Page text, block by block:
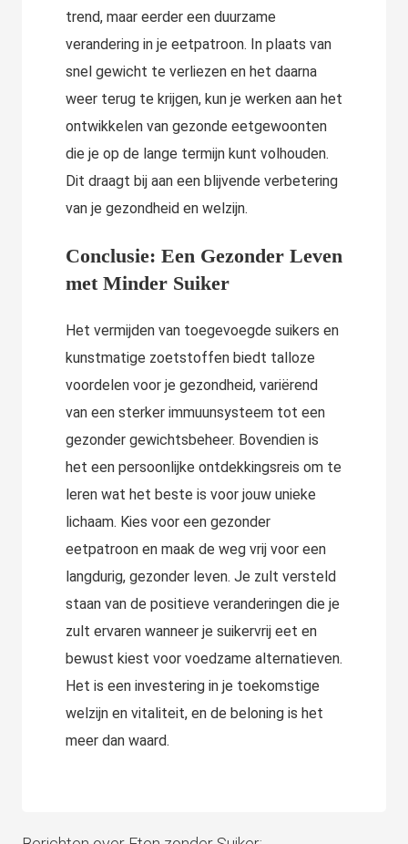
trend, maar eerder een duurzame
verandering in je eetpatroon. In plaats van
snel gewicht te verliezen en het daarna
weer terug te krijgen, kun je werken aan het
ontwikkelen van gezonde eetgewoonten
die je op de lange termijn kunt volhouden.
Dit draagt bij aan een blijvende verbetering
van je gezondheid en welzijn.
Conclusie: Een Gezonder Leven
met Minder Suiker
Het vermijden van toegevoegde suikers en
kunstmatige zoetstoffen biedt talloze
voordelen voor je gezondheid, variërend
van een sterker immuunsysteem tot een
gezonder gewichtsbeheer. Bovendien is
het een persoonlijke ontdekkingsreis om te
leren wat het beste is voor jouw unieke
lichaam. Kies voor een gezonder
eetpatroon en maak de weg vrij voor een
langdurig, gezonder leven. Je zult versteld
staan van de positieve veranderingen die je
zult ervaren wanneer je suikervrij eet en
bewust kiest voor voedzame alternatieven.
Het is een investering in je toekomstige
welzijn en vitaliteit, en de beloning is het
meer dan waard.